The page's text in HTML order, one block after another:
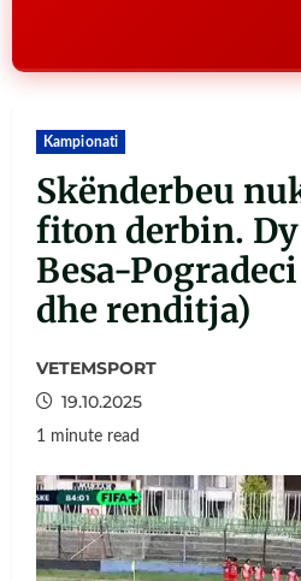
Kampionati
Skënderbeu
fiton derbin.
Besa-
dhe renditja)
VETEMSPORT
19.10.2025
1 minute read